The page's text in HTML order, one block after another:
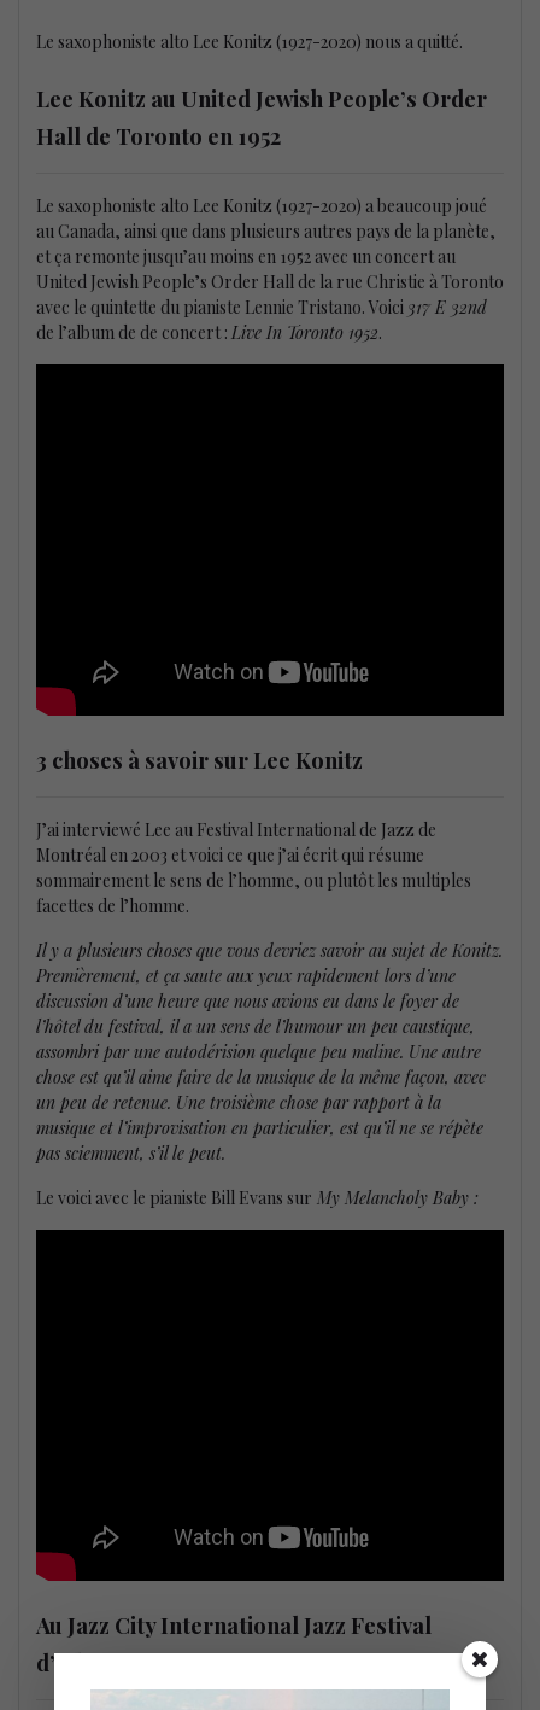
Le saxophoniste alto Lee Konitz (1927-2020) nous a quitté.
Lee Konitz au United Jewish People’s Order
Hall de Toronto en 1952
Le saxophoniste alto Lee Konitz (1927-2020) a beaucoup joué
au Canada, ainsi que dans plusieurs autres pays de la planète,
et ça remonte jusqu’au moins en 1952 avec un concert au
United Jewish People’s Order Hall de la rue Christie à Toronto
avec le quintette du pianiste Lennie Tristano. Voici 317 E 32nd
de l’album de de concert : Live In Toronto 1952.
3 choses à savoir sur Lee Konitz
J’ai interviewé Lee au Festival International de Jazz de
Montréal en 2003 et voici ce que j’ai écrit qui résume
sommairement le sens de l’homme, ou plutôt les multiples
facettes de l’homme.
Il y a plusieurs choses que vous devriez savoir au sujet de Konitz.
Premièrement, et ça saute aux yeux rapidement lors d’une
discussion d’une heure que nous avions eu dans le foyer de
l’hôtel du festival, il a un sens de l’humour un peu caustique,
assombri par une autodérision quelque peu maline. Une autre
chose est qu’il aime faire de la musique de la même façon, avec
un peu de retenue. Une troisième chose par rapport à la
musique et l’improvisation en particulier, est qu’il ne se répète
pas sciemment, s’il le peut.
Le voici avec le pianiste Bill Evans sur My Melancholy Baby :
Au Jazz City International Jazz Festival
d’Edmonton en 1985